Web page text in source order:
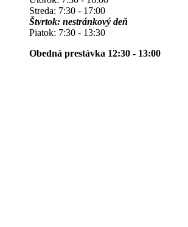
Streda: 7:30 - 17:00
Štvrtok: nestránkový deň
Piatok: 7:30 - 13:30
Obedná prestávka 12:30 - 13:00